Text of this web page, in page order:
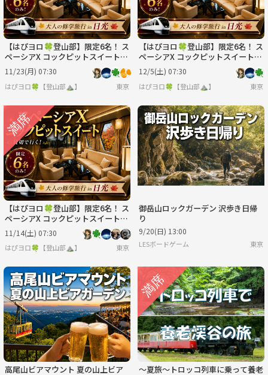
【はぴヨロ🍀登山部】限定6名！ ス
ペーシアX コックピットスイート貸
切✨ 大人の修学旅行 in 日光🍁
11/23(月) 07:30
はぴヨロ🍀【登山部⛰️】 東京
【はぴヨロ🍀登山部】限定6名！ ス
ペーシアX コックピットスイート貸
切✨ 大人の修学旅行 in 日光🍁
12/5(土) 07:30
はぴヨロ🍀【登山部⛰️】 東京
【はぴヨロ🍀登山部】限定6名！ ス
ペーシアX コックピットスイート貸
切✨ 大人の修学旅行 in 日光🍁
11/14(土) 07:30
はぴヨロ🍀【登山部⛰️】 東京
御岳山ロックガーデン 沢歩き日帰
り
9/20(日) 13:00
LESボードゲーム 東京
高尾山ビアマウント 夏の山上ビア
～夏旅～トロッコ列車に乗って養老